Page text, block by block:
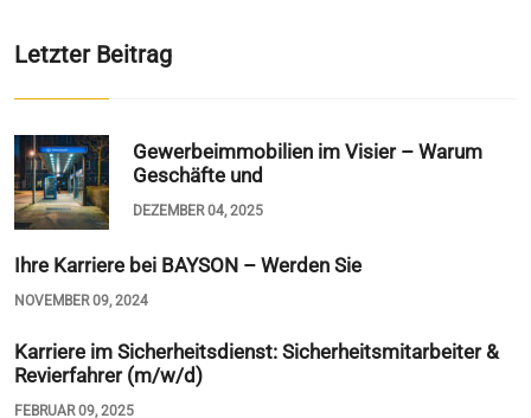
Letzter Beitrag
Gewerbeimmobilien im Visier – Warum
Geschäfte und
DEZEMBER 04, 2025
Ihre Karriere bei BAYSON – Werden Sie
NOVEMBER 09, 2024
Karriere im Sicherheitsdienst: Sicherheitsmitarbeiter &
Revierfahrer (m/w/d)
FEBRUAR 09, 2025